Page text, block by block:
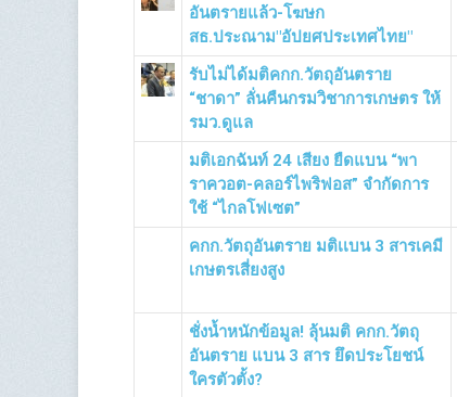
อันตรายแล้ว-โฆษก
สธ.ประณาม"อัปยศประเทศไทย"
รับไม่ได้มติคกก.วัตถุอันตราย
“ชาดา” ลั่นคืนกรมวิชาการเกษตร ให้
รมว.ดูแล
มติเอกฉันท์ 24 เสียง ยืดแบน “พา
ราควอต-คลอร์ไพริฟอส” จำกัดการ
ใช้ “ไกลโฟเซต”
คกก.วัตถุอันตราย มติเเบน 3 สารเคมี
เกษตรเสี่ยงสูง
ชั่งน้ำหนักข้อมูล! ลุ้นมติ คกก.วัตถุ
อันตราย แบน 3 สาร ยึดประโยชน์
ใครตัวตั้ง?